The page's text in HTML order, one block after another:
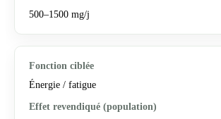
500–1500 mg/j
Énergie / fatigue